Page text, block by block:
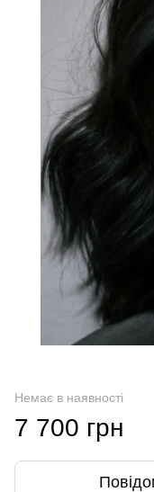
Немає в наявності
7 700 грн